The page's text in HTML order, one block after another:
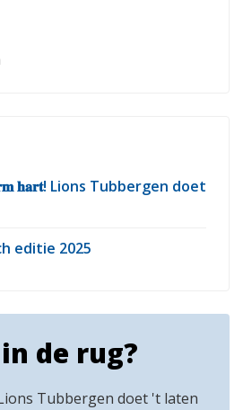
𝐡𝐚𝐫𝐭! Lions Tubbergen doet
editie 2025
de rug?
Tubbergen doet 't laten